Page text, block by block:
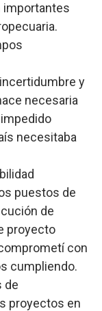
importantes
y
necesaria
necesitaba
puestos de
de
proyecto
con
cumpliendo.
de
proyectos en